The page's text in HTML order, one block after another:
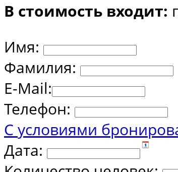
В стоимость входит:
Имя:
Фамилия:
E-Mail:
Телефон:
С условиями
Дата: